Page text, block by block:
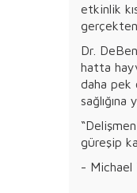
etkinlik
Dr.
hatta
daha pek
sağlığına
güreşip
- Michael